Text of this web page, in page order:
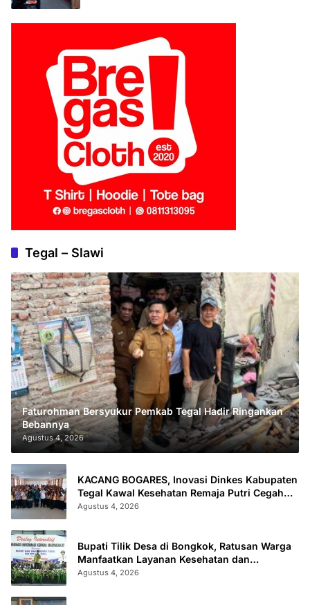
Tegal – Slawi
Faturohman Bersyukur Pemkab Tegal Hadir Ringankan
Bebannya
Agustus 4, 2026
KACANG BOGARES, Inovasi Dinkes Kabupaten
Tegal Kawal Kesehatan Remaja Putri Cegah
Stunting
Agustus 4, 2026
Bupati Tilik Desa di Bongkok, Ratusan Warga
Manfaatkan Layanan Kesehatan dan
Administrasi
Agustus 4, 2026